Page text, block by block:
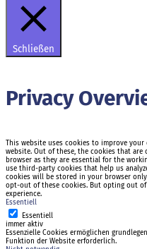
Schließen
Privacy
This website uses cookies to improve
website. Out of these, the cookies that are
browser as they are essential for the
use third-party cookies that help us
cookies will be stored in your browser
opt-out of these cookies. But opting out
experience.
Essentiell
Essentiell
immer aktiv
Essenzielle Cookies ermöglichen
Funktion der Website erforderlich.